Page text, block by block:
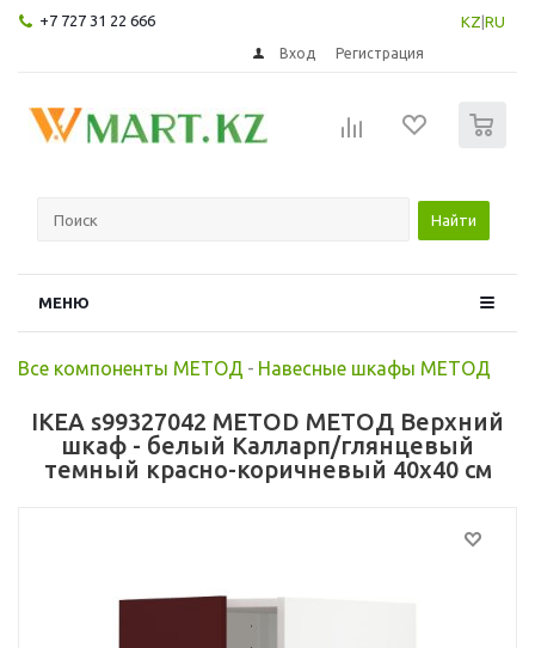
+7 727 31 22 666 KZ RU
Вход Регистрация
Найти
МЕНЮ
Все компоненты МЕТОД - Навесные шкафы МЕТОД
IKEA s99327042 METOD МЕТОД Верхний
шкаф - белый Калларп/глянцевый
темный красно-коричневый 40x40 см